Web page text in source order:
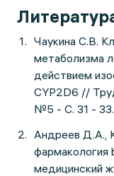
Чаукина С.В.
метаболизма
действием
CYP2D6 //
№5 - С. 31 - 33.
Андреев Д.А.,
фармакология
медицинский